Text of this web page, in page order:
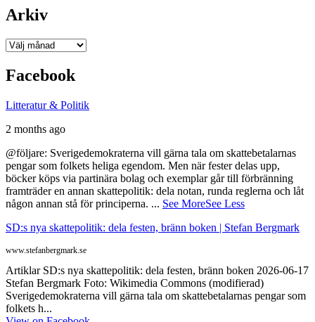
Arkiv
Arkiv
Facebook
Litteratur & Politik
2 months ago
@följare: Sverigedemokraterna vill gärna tala om skattebetalarnas
pengar som folkets heliga egendom. Men när fester delas upp,
böcker köps via partinära bolag och exemplar går till förbränning
framträder en annan skattepolitik: dela notan, runda reglerna och låt
någon annan stå för principerna. ... See MoreSee Less
SD:s nya skattepolitik: dela festen, bränn boken | Stefan Bergmark
www.stefanbergmark.se
Artiklar SD:s nya skattepolitik: dela festen, bränn boken 2026-06-17
Stefan Bergmark Foto: Wikimedia Commons (modifierad)
Sverigedemokraterna vill gärna tala om skattebetalarnas pengar som
folkets h...